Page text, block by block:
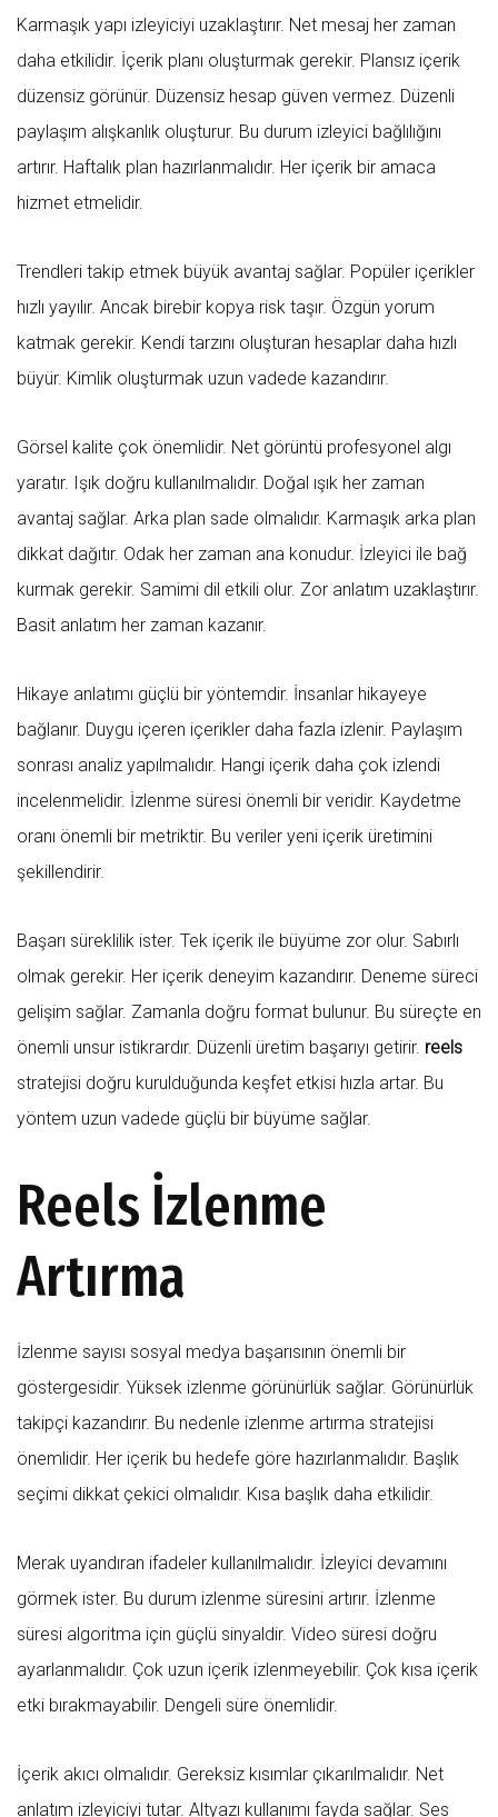
Karmaşık yapı izleyiciyi uzaklaştırır. Net mesaj her zaman
daha etkilidir. İçerik planı oluşturmak gerekir. Plansız içerik
düzensiz görünür. Düzensiz hesap güven vermez. Düzenli
paylaşım alışkanlık oluşturur. Bu durum izleyici bağlılığını
artırır. Haftalık plan hazırlanmalıdır. Her içerik bir amaca
hizmet etmelidir.
Trendleri takip etmek büyük avantaj sağlar. Popüler içerikler
hızlı yayılır. Ancak birebir kopya risk taşır. Özgün yorum
katmak gerekir. Kendi tarzını oluşturan hesaplar daha hızlı
büyür. Kimlik oluşturmak uzun vadede kazandırır.
Görsel kalite çok önemlidir. Net görüntü profesyonel algı
yaratır. Işık doğru kullanılmalıdır. Doğal ışık her zaman
avantaj sağlar. Arka plan sade olmalıdır. Karmaşık arka plan
dikkat dağıtır. Odak her zaman ana konudur. İzleyici ile bağ
kurmak gerekir. Samimi dil etkili olur. Zor anlatım uzaklaştırır.
Basit anlatım her zaman kazanır.
Hikaye anlatımı güçlü bir yöntemdir. İnsanlar hikayeye
bağlanır. Duygu içeren içerikler daha fazla izlenir. Paylaşım
sonrası analiz yapılmalıdır. Hangi içerik daha çok izlendi
incelenmelidir. İzlenme süresi önemli bir veridir. Kaydetme
oranı önemli bir metriktir. Bu veriler yeni içerik üretimini
şekillendirir.
Başarı süreklilik ister. Tek içerik ile büyüme zor olur. Sabırlı
olmak gerekir. Her içerik deneyim kazandırır. Deneme süreci
gelişim sağlar. Zamanla doğru format bulunur. Bu süreçte en
önemli unsur istikrardır. Düzenli üretim başarıyı getirir. reels
stratejisi doğru kurulduğunda keşfet etkisi hızla artar. Bu
yöntem uzun vadede güçlü bir büyüme sağlar.
Reels İzlenme
Artırma
İzlenme sayısı sosyal medya başarısının önemli bir
göstergesidir. Yüksek izlenme görünürlük sağlar. Görünürlük
takipçi kazandırır. Bu nedenle izlenme artırma stratejisi
önemlidir. Her içerik bu hedefe göre hazırlanmalıdır. Başlık
seçimi dikkat çekici olmalıdır. Kısa başlık daha etkilidir.
Merak uyandıran ifadeler kullanılmalıdır. İzleyici devamını
görmek ister. Bu durum izlenme süresini artırır. İzlenme
süresi algoritma için güçlü sinyaldir. Video süresi doğru
ayarlanmalıdır. Çok uzun içerik izlenmeyebilir. Çok kısa içerik
etki bırakmayabilir. Dengeli süre önemlidir.
İçerik akıcı olmalıdır. Gereksiz kısımlar çıkarılmalıdır. Net
anlatım izleyiciyi tutar. Altyazı kullanımı fayda sağlar. Ses